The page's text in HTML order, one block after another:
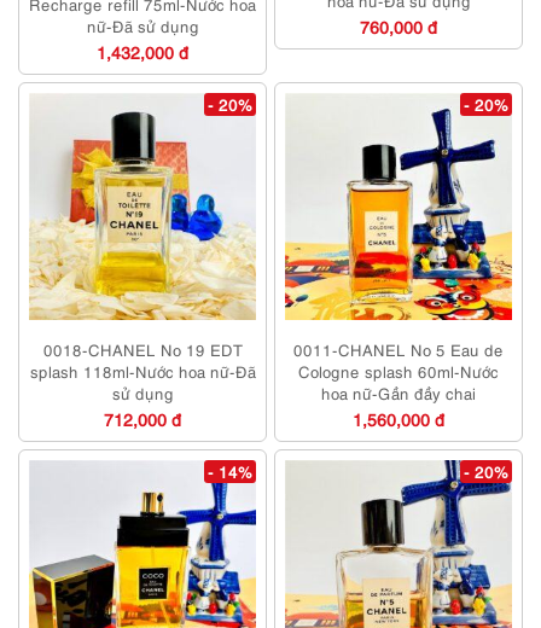
nữ-Đã sử dụng
1,432,000 đ
760,000 đ
- 20%
0018-CHANEL No 19 EDT
splash 118ml-Nước hoa nữ-Đã
sử dụng
712,000 đ
- 20%
0011-CHANEL No 5 Eau de
Cologne splash 60ml-Nước
hoa nữ-Gần đầy chai
1,560,000 đ
- 14% - 20%